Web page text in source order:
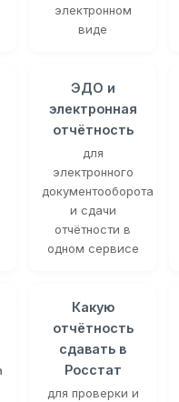
электронном
виде
ЭДО и
электронная
отчётность
для
электронного
документооборота
и сдачи
отчётности в
одном сервисе
Какую
отчётность
сдавать в
Росстат
для проверки и